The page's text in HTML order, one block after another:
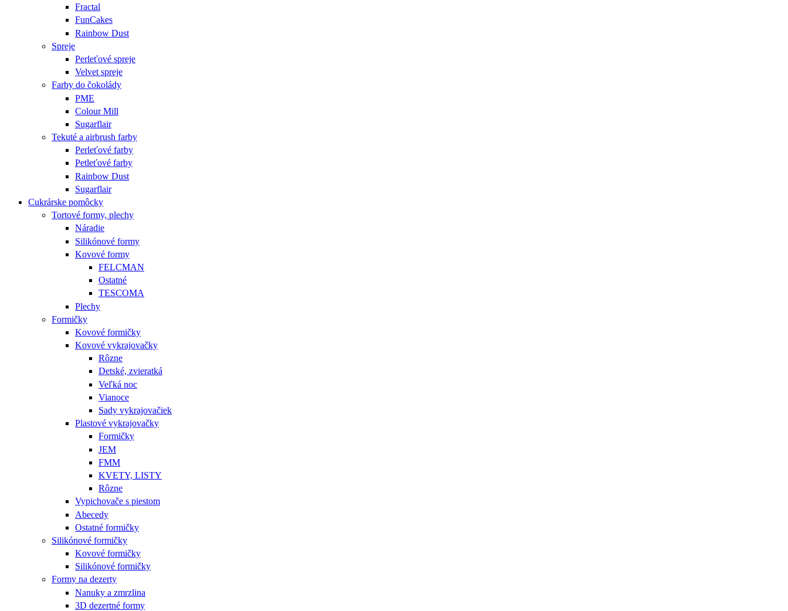
Fractal
FunCakes
Rainbow Dust
Spreje
Perleťové spreje
Velvet spreje
Farby do čokolády
PME
Colour Mill
Sugarflair
Tekuté a airbrush farby
Perleťové farby
Petleťové farby
Rainbow Dust
Sugarflair
Cukrárske pomôcky
Tortové formy, plechy
Náradie
Silikónové formy
Kovové formy
FELCMAN
Ostatné
TESCOMA
Plechy
Formičky
Kovové formičky
Kovové vykrajovačky
Rôzne
Detské, zvieratká
Veľká noc
Vianoce
Sady vykrajovačiek
Plastové vykrajovačky
Formičky
JEM
FMM
KVETY, LISTY
Rôzne
Vypichovače s piestom
Abecedy
Ostatné formičky
Silikónové formičky
Kovové formičky
Silikónové formičky
Formy na dezerty
Nanuky a zmrzlina
3D dezertné formy